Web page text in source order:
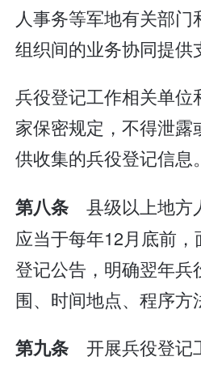
人事务等军地有关部
组织间的业务协同提供
兵役登记工作相关单位
家保密规定，不得泄露
供收集的兵役登记信息。
第八条县级以上地方
应当于每年12月底前
登记公告，明确翌年兵
围、时间地点、程序方
第九条开展兵役登记